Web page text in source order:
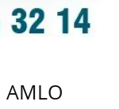
AMLO